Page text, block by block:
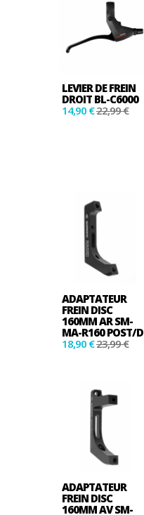
LEVIER DE FREIN
DROIT BL-C6000
14,90 €22,99 €
ADAPTATEUR
FREIN DISC
160MM AR SM-
MA-R160 POST/D
18,90 €23,99 €
ADAPTATEUR
FREIN DISC
160MM AV SM-